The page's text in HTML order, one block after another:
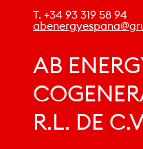
T. +34 93 319 58 94
AB
R.L. DE